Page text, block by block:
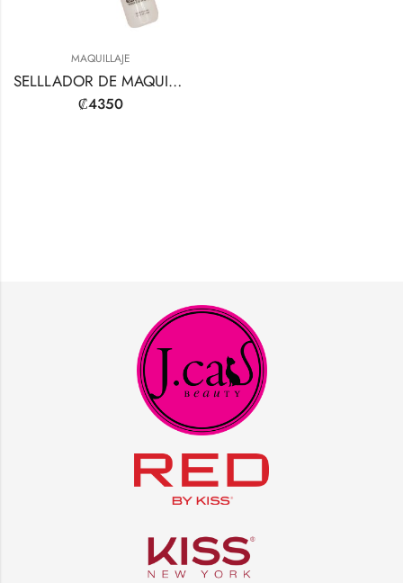
MAQUILLAJE
SELLLADOR DE MAQUILLAJE LÍQUIDO
₡4350